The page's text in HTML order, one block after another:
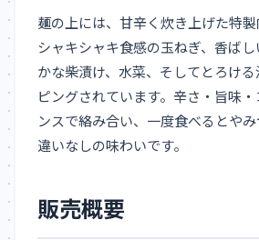
麺の上には、甘辛く炊き上げた特製
シャキシャキ食感の玉ねぎ、香ば
かな柴漬け、水菜、そしてとろけ
ピングされています。辛さ・旨味
ンスで絡み合い、一度食べるとや
違いなしの味わいです。
販売概要